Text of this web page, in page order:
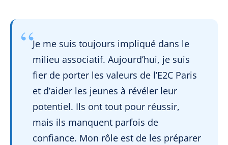
Je me suis toujours impliqué dans le
milieu associatif. Aujourd’hui, je suis
fier de porter les valeurs de l’E2C Paris
et d’aider les jeunes à révéler leur
potentiel. Ils ont tout pour réussir,
mais ils manquent parfois de
confiance. Mon rôle est de les préparer